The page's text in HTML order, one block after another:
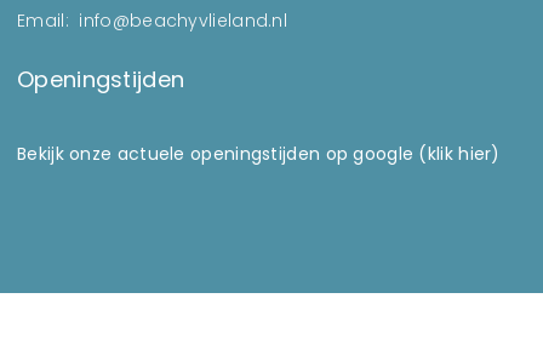
Email: info@beachyvlieland.nl
Openingstijden
Bekijk onze actuele openingstijden op google (klik hier)